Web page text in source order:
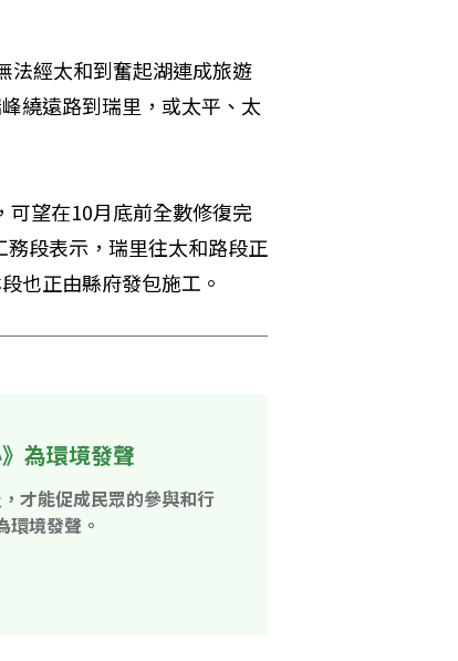
法經太和到奮起湖連成旅遊
繞遠路到瑞里，或太平、太
可望在10月底前全數修復完
段表示，瑞里往太和路段正
也正由縣府發包施工。
為環境發聲
才能促成民眾的參與和行
環境發聲。